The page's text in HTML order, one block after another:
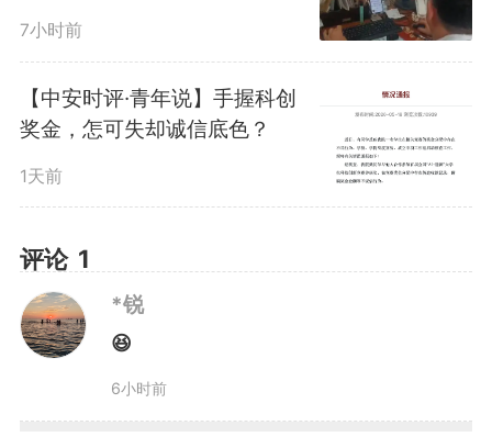
秦晓宇称，拍摄获司法部相关部门
批准，初衷是“拍摄关于监狱的纪
录片”。但最终呈现的，是一部定
档公映、有票房预期的商业故事
这里头至少有两个问题亟待厘
清。其一，服刑人员能否参与商业
电影拍摄？答案明确是不能。《中
7小时前
【中安时评·青年说】手握科创
奖金，怎可失却诚信底色？
1天前
评论 1
*锐
😆
6小时前